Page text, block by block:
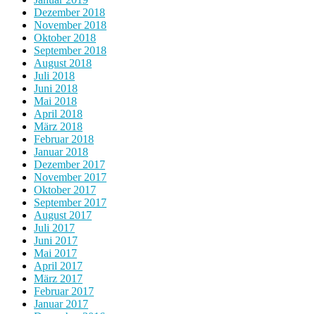
Dezember 2018
November 2018
Oktober 2018
September 2018
August 2018
Juli 2018
Juni 2018
Mai 2018
April 2018
März 2018
Februar 2018
Januar 2018
Dezember 2017
November 2017
Oktober 2017
September 2017
August 2017
Juli 2017
Juni 2017
Mai 2017
April 2017
März 2017
Februar 2017
Januar 2017